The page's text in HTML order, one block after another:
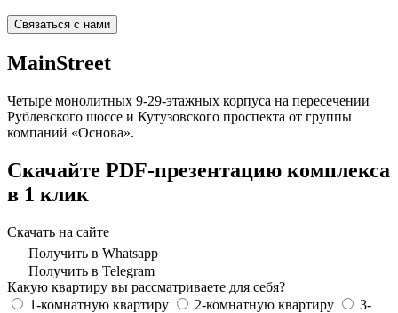
Связаться с нами
MainStreet
Четыре монолитных 9-29-этажных корпуса на пересечении
Рублевского шоссе и Кутузовского проспекта от группы
компаний «Основа».
Скачайте PDF-презентацию комплекса
в 1 клик
Скачать на сайте
Получить в Whatsapp
Получить в Telegram
Какую квартиру вы рассматриваете для себя?
1-комнатную квартиру
2-комнатную квартиру
3-